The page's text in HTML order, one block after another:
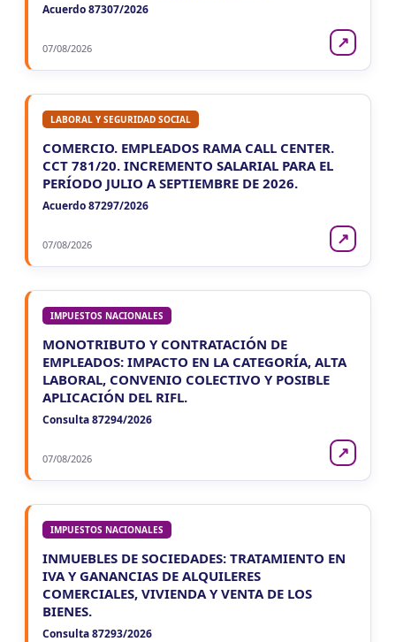
Acuerdo 87307/2026
07/08/2026 ↗
LABORAL Y SEGURIDAD SOCIAL
COMERCIO. EMPLEADOS RAMA CALL CENTER.
CCT 781/20. INCREMENTO SALARIAL PARA EL
PERÍODO JULIO A SEPTIEMBRE DE 2026.
Acuerdo 87297/2026
07/08/2026 ↗
IMPUESTOS NACIONALES
MONOTRIBUTO Y CONTRATACIÓN DE
EMPLEADOS: IMPACTO EN LA CATEGORÍA, ALTA
LABORAL, CONVENIO COLECTIVO Y POSIBLE
APLICACIÓN DEL RIFL.
Consulta 87294/2026
07/08/2026 ↗
IMPUESTOS NACIONALES
INMUEBLES DE SOCIEDADES: TRATAMIENTO EN
IVA Y GANANCIAS DE ALQUILERES
COMERCIALES, VIVIENDA Y VENTA DE LOS
BIENES.
Consulta 87293/2026